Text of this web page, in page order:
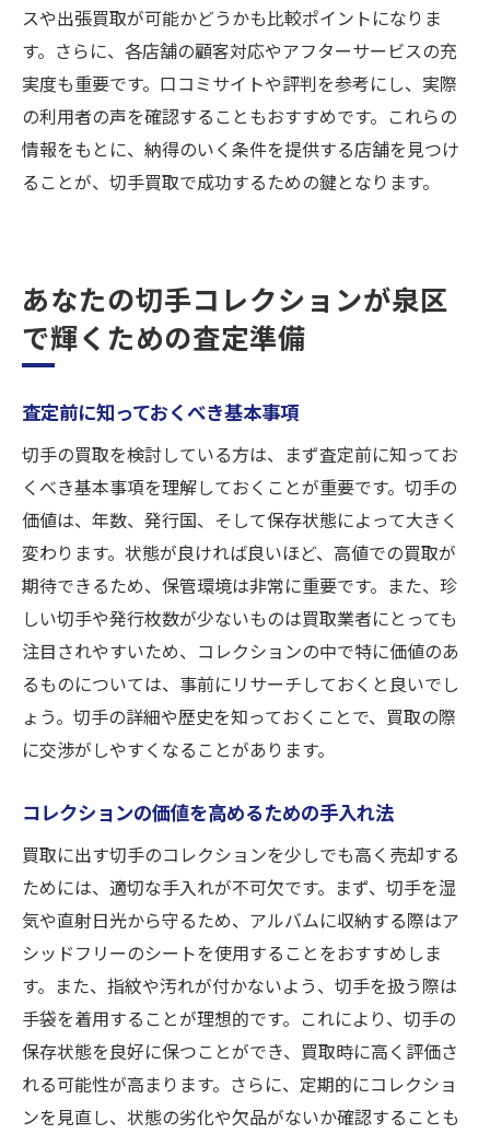
スや出張買取が可能かどうかも比較ポイントになりま
す。さらに、各店舗の顧客対応やアフターサービスの充
実度も重要です。口コミサイトや評判を参考にし、実際
の利用者の声を確認することもおすすめです。これらの
情報をもとに、納得のいく条件を提供する店舗を見つけ
ることが、切手買取で成功するための鍵となります。
あなたの切手コレクションが泉区
で輝くための査定準備
査定前に知っておくべき基本事項
切手の買取を検討している方は、まず査定前に知ってお
くべき基本事項を理解しておくことが重要です。切手の
価値は、年数、発行国、そして保存状態によって大きく
変わります。状態が良ければ良いほど、高値での買取が
期待できるため、保管環境は非常に重要です。また、珍
しい切手や発行枚数が少ないものは買取業者にとっても
注目されやすいため、コレクションの中で特に価値のあ
るものについては、事前にリサーチしておくと良いでし
ょう。切手の詳細や歴史を知っておくことで、買取の際
に交渉がしやすくなることがあります。
コレクションの価値を高めるための手入れ法
買取に出す切手のコレクションを少しでも高く売却する
ためには、適切な手入れが不可欠です。まず、切手を湿
気や直射日光から守るため、アルバムに収納する際はア
シッドフリーのシートを使用することをおすすめしま
す。また、指紋や汚れが付かないよう、切手を扱う際は
手袋を着用することが理想的です。これにより、切手の
保存状態を良好に保つことができ、買取時に高く評価さ
れる可能性が高まります。さらに、定期的にコレクショ
ンを見直し、状態の劣化や欠品がないか確認することも